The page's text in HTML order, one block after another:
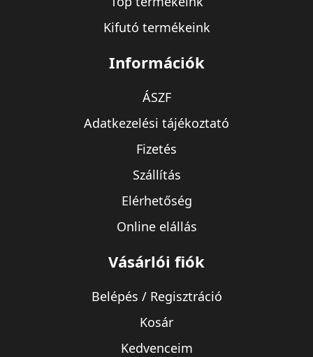
Kifutó termékeink
Információk
ÁSZF
Adatkezelési tájékoztató
Fizetés
Szállítás
Elérhetőség
Online elállás
Vásárlói fiók
Belépés / Regisztráció
Kosár
Kedvenceim